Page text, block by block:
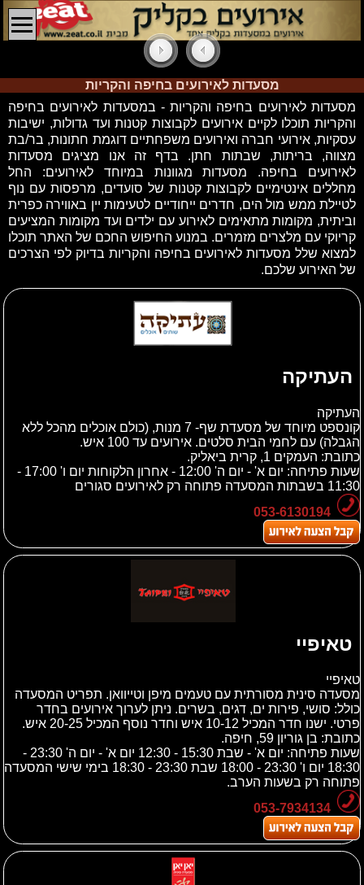
מסעדות לאירועים בחיפה והקריות
מסעדות לאירועים בחיפה והקריות - במסעדות לאירועים בחיפה
והקריות תוכלו לקיים אירועים לקבוצות קטנות ועד גדולות, ישיבות
עסקיות, אירועי חברה ואירועים משפחתיים דוגמת חתונות, בר/בת
מצווה, בריתות, שבתות חתן. בדף זה אנו מציגים מסעדות
לאירועים בחיפה. מסעדות מגוונות במיוחד לאירועים: החל
מחללים אינטימיים לקבוצות קטנות של סועדים, מרפסות עם נוף
לטיילת ממש מול הים, חדרים ייחודיים לטעימות יין באווירה כפרית
וביתית, מקומות מתאימים לאירוע עם ילדים ועד מקומות המציעים
קריוקי עם מלצרים מזמרים. במנוע החיפוש החכם של האתר תוכלו
למצוא שלל מסעדות לאירועים בחיפה והקריות בדיוק לפי הצרכים
של האירוע שלכם.
העתיקה
העתיקה
קונספט מיוחד של מסעדת שף- 7 מנות, (כולם אוכלים מהכל ללא
הגבלה) עם לחמי הבית סלטים. אירועים עד 100 איש.
כתובת: העמקים 1, קרית ביאליק.
שעות פתיחה: יום א' - יום ה' 12:00 - אחרון הלקוחות יום ו' 17:00 -
11:30 בשבתות המסעדה פתוחה רק לאירועים סגורים
053-6130194
טאיפיי
טאיפיי
מסעדה סינית מסורתית עם טעמים מיפן וטייוואן. תפריט המסעדה
כולל: סושי, פירות ים, דגים, בשרים. ניתן לערוך אירועים בחדר
פרטי. ישנו חדר המכיל 10-12 איש וחדר נוסף המכיל 20-25 איש.
כתובת: בן גוריון 59, חיפה.
שעות פתיחה: יום א' - שבת 15:30 - 12:30 יום א' - יום ה' 23:30 -
18:30 יום ו' 23:30 - 18:00 שבת 23:30 - 18:30 בימי שישי המסעדה
פתוחה רק בשעות הערב.
053-7934134